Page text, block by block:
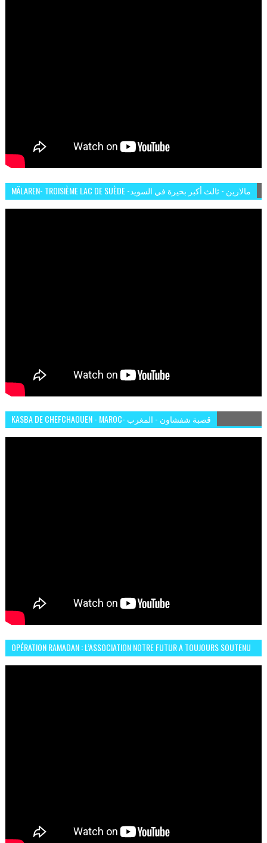
MÄLAREN- TROISIÈME LAC DE SUÈDE -مالارين - ثالث أكبر بحيرة في السويد
KASBA DE CHEFCHAOUEN - MAROC- قصبة شفشاون - المغرب
OPÉRATION RAMADAN : L’ASSOCIATION NOTRE FUTUR A TOUJOURS SOUTENU